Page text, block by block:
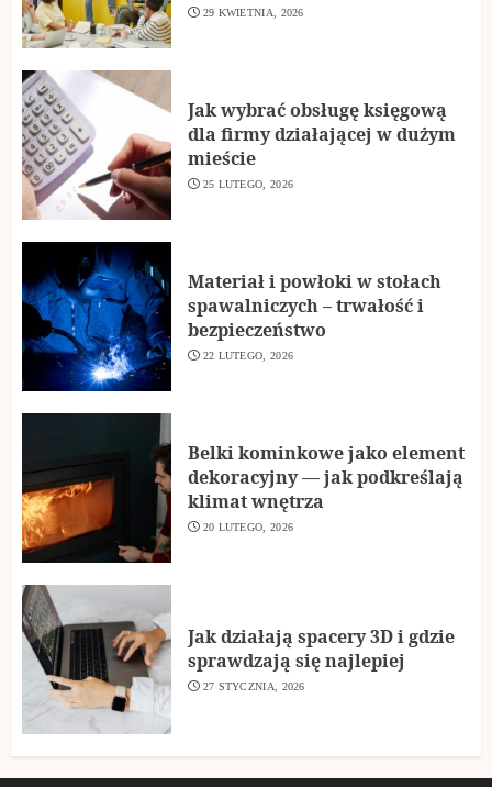
29 KWIETNIA, 2026
Jak wybrać obsługę księgową
dla firmy działającej w dużym
mieście
25 LUTEGO, 2026
Materiał i powłoki w stołach
spawalniczych – trwałość i
bezpieczeństwo
22 LUTEGO, 2026
Belki kominkowe jako element
dekoracyjny — jak podkreślają
klimat wnętrza
20 LUTEGO, 2026
Jak działają spacery 3D i gdzie
sprawdzają się najlepiej
27 STYCZNIA, 2026